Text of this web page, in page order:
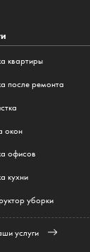
квартиры
после ремонта
окон
офисов
кухни
уборки
услуги